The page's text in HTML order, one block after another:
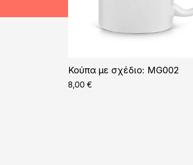
Κούπα με σχέδιο: MG002
8,00€